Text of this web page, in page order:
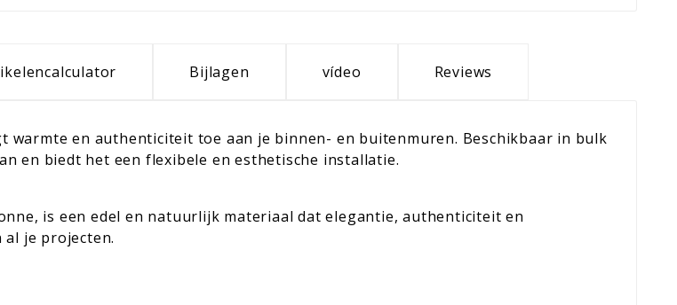
Bijlagen vídeo Reviews
en authenticiteit toe aan je binnen- en buitenmuren. Beschikbaar in bulk
en biedt het een flexibele en esthetische installatie.
is een edel en natuurlijk materiaal dat elegantie, authenticiteit en
je projecten.